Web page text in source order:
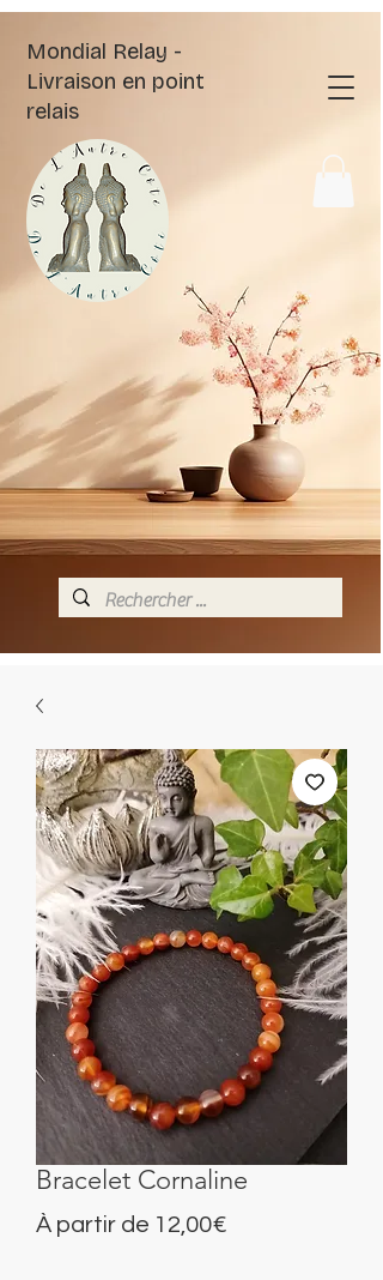
Mondial Relay -
Livraison en point
relais
Bracelet Cornaline
À partir de 12,00€Prix